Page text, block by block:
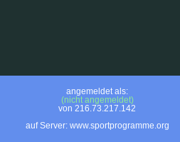
angemeldet als:
(nicht angemeldet)
von 216.73.217.142
auf Server: www.sportprogramme.org